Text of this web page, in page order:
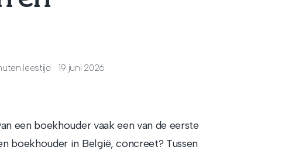
leestijd 19 juni 2026
een boekhouder vaak een van de eerste
boekhouder in België, concreet? Tussen